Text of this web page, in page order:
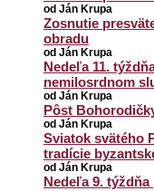
od Ján Krupa
Zosnutie
obradu
od Ján Krupa
Nedeľa 11.
nemilosrdnom
od Ján Krupa
Pôst
od Ján Krupa
Sviatok svätého
tradície
od Ján Krupa
Nedeľa 9.